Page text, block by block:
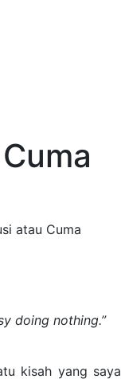
atau Cuma
doing nothing.”
kisah yang saya